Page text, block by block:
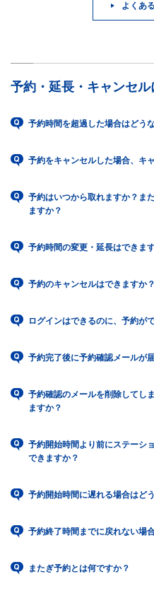
よくあ
予約・延長・キャンセル
予約時間を超過した場合はどう
予約をキャンセルした場合、キ
予約はいつから取れますか？ま
ますか？
予約時間の変更・延長はできま
予約のキャンセルはできますか？
ログインはできるのに、予約が
予約完了後に予約確認メールが
予約確認のメールを削除してし
ますか？
予約開始時間より前にステーシ
できますか？
予約開始時間に遅れる場合はど
予約終了時間までに戻れない場
またぎ予約とは何ですか？